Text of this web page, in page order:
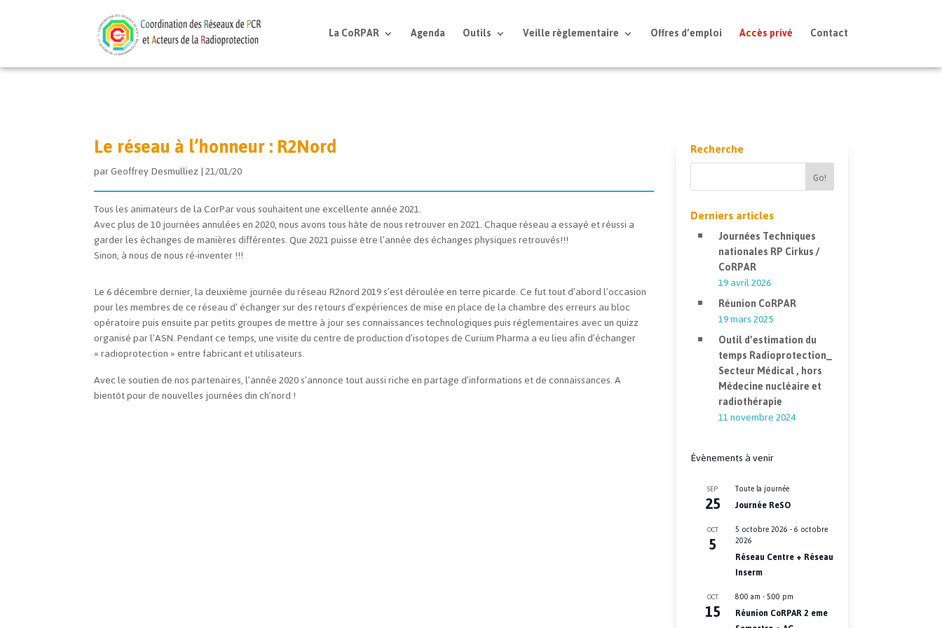
La CoRPAR Agenda Outils Veille règlementaire Offres d’emploi Accès privé Contact
Le réseau à l’honneur : R2Nord
parGeoffrey Desmulliez|21/01/20
Tous les animateurs de la CorPar vous souhaitent une excellente année 2021.
Avec plus de 10 journées annulées en 2020, nous avons tous hâte de nous retrouver en 2021. Chaque réseau a essayé et réussi a
garder les échanges de manières différentes. Que 2021 puisse être l’année des échanges physiques retrouvés!!!
Sinon, à nous de nous ré-inventer !!!
Le 6 décembre dernier, la deuxième journée du réseau R2nord 2019 s’est déroulée en terre picarde. Ce fut tout d’abord l’occasion
pour les membres de ce réseau d’ échanger sur des retours d’expériences de mise en place de la chambre des erreurs au bloc
opératoire puis ensuite par petits groupes de mettre à jour ses connaissances technologiques puis réglementaires avec un quizz
organisé par l’ASN. Pendant ce temps, une visite du centre de production d’isotopes de Curium Pharma a eu lieu afin d’échanger
« radioprotection » entre fabricant et utilisateurs.
Avec le soutien de nos partenaires, l’année 2020 s’annonce tout aussi riche en partage d’informations et de connaissances. A
bientôt pour de nouvelles journées din ch’nord !
Recherche
Derniers articles
Journées Techniques
nationales RP Cirkus /
CoRPAR
19 avril 2026
Réunion CoRPAR
19 mars 2025
Outil d’estimation du
temps Radioprotection_
Secteur Médical , hors
Médecine nucléaire et
radiothérapie
11 novembre 2024
Évènements à venir
SEP
25
Toute la journée
Journée ReSO
OCT
5
5 octobre 2026-6 octobre
2026
Réseau Centre + Réseau
Inserm
OCT
15
8:00 am-5:00 pm
Réunion CoRPAR 2 eme